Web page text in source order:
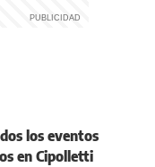
los eventos
en Cipolletti